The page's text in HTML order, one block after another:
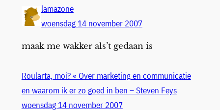
lamazone
woensdag 14 november 2007
maak me wakker als’t gedaan is
Roularta, moi? « Over marketing en communicatie
en waarom ik er zo goed in ben – Steven Feys
woensdag 14 november 2007